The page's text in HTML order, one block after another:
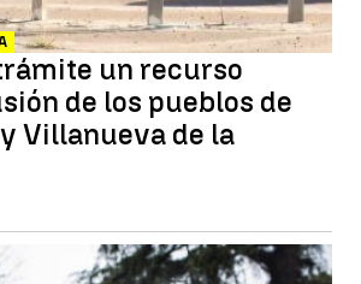
un recurso
de los pueblos de
Villanueva de la